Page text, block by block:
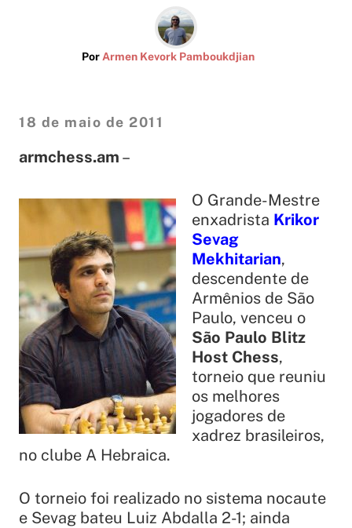
PorArmen Kevork Pamboukdjian
18 de maio de 2011
armchess.am –
O Grande-Mestre
enxadrista Krikor
Sevag
Mekhitarian,
descendente de
Armênios de São
Paulo, venceu o
São Paulo Blitz
Host Chess,
torneio que reuniu
os melhores
jogadores de
xadrez brasileiros,
no clube A Hebraica.
O torneio foi realizado no sistema nocaute
e Sevag bateu Luiz Abdalla 2-1; ainda